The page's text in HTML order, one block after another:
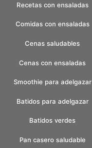
Recetas con ensaladas
Comidas con ensaladas
Cenas saludables
Cenas con ensaladas
Smoothie para adelgazar
Batidos para adelgazar
Batidos verdes
Pan casero saludable